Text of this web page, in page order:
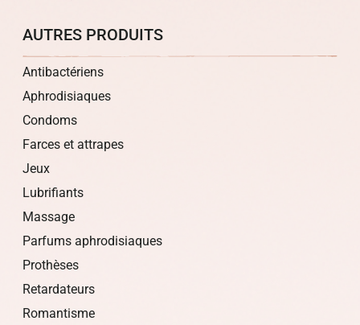
AUTRES PRODUITS
Antibactériens
Aphrodisiaques
Condoms
Farces et attrapes
Jeux
Lubrifiants
Massage
Parfums aphrodisiaques
Prothèses
Retardateurs
Romantisme